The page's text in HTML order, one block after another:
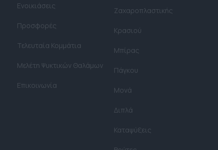
Ενοικιάσεις
Προσφορές
Τελευταία Κομμάτια
Μελέτη Ψυκτικών Θαλάμων​
Επικοινωνία
Ζαχαροπλαστικής
Κρασιού
Μπίρας
Πάγκου
Μονά
Διπλά
Καταψύξεις